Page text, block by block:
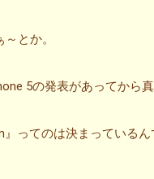
とか。
5の発表があってから
ってのは決まっているん